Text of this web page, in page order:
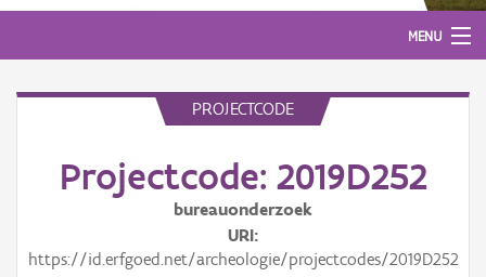
MENU
PROJECTCODE
Projectcode: 2019D252
bureauonderzoek
URI
https://id.erfgoed.net/archeologie/projectcodes/2019D252